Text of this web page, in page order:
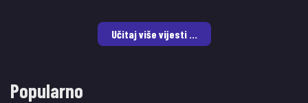
Učitaj više vijesti ...
Popularno